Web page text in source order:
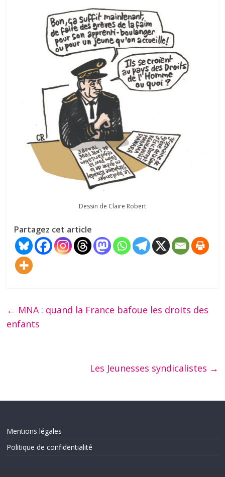
Dessin de Claire Robert
Partagez cet article
← MNA : quand la France bafoue les droits des
enfants
Les Jeunesses syndicalistes →
Mentions légales
Politique de confidentialité